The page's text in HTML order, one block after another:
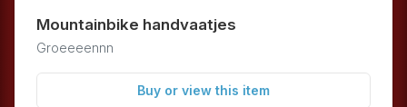
Mountainbike handvaatjes
Groeeeennn
Buy or view this item